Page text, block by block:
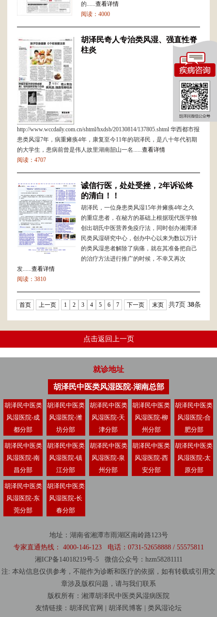
的......查看详情
阅读：4000
胡泽民奇人专治类风湿、强直性脊
柱炎
http://www.wccdaily.com.cn/shtml/hxdsb/20130814/137805.shtml 华西都市报
患类风湿7年，病重瘫痪4年，康复至今11年的胡泽民，是八十年代初期
的大学生，患病前曾是伟人故里湖南韶山一名......查看详情
阅读：4707
诚信行医，处处受挫，2年诉讼终
的清白！！
胡泽民，一位身患类风湿15年并瘫痪4年之久
的重症患者，在秘方的基础上根据现代医学独
创出胡氏中医营养免疫疗法，同时创办湘潭泽
民类风湿研究中心，创办中心以来为数以万计
的类风湿患者解除了病痛，就在其准备把自己
的治疗方法进行推广的时候，不幸又再次
发......查看详情
阅读：3810
首页 上一页 1 2 3 4 5 6 7 下一页 末页 共7页 38条
点击返回上一页
就诊地址
胡泽民中医类风湿医院-湖南总部
胡泽民中医类
风湿医院-成
都分部
胡泽民中医类
风湿医院-潍
坊分部
胡泽民中医类
风湿医院-天
津分部
胡泽民中医类
风湿医院-柳
州分部
胡泽民中医类
风湿医院-合
肥分部
胡泽民中医类
风湿医院-南
昌分部
胡泽民中医类
风湿医院-镇
江分部
胡泽民中医类
风湿医院-泉
州分部
胡泽民中医类
风湿医院-西
安分部
胡泽民中医类
风湿医院-太
原分部
胡泽民中医类
风湿医院-东
莞分部
胡泽民中医类
风湿医院-长
春分部
地址：湖南省湘潭市雨湖区南岭路123号
专家直通热线： 4000-146-123 电话：0731-52658888 / 55575811
湘ICP备14018219号-5微信公众号：hzm58281111
注: 本站信息仅供参考，不能作为诊断和医疗的依据，如有转载或引用文
章涉及版权问题，请与我们联系
版权所有：湘潭胡泽民中医类风湿病医院
友情链接： 胡泽民官网 胡泽民博客 类风湿论坛